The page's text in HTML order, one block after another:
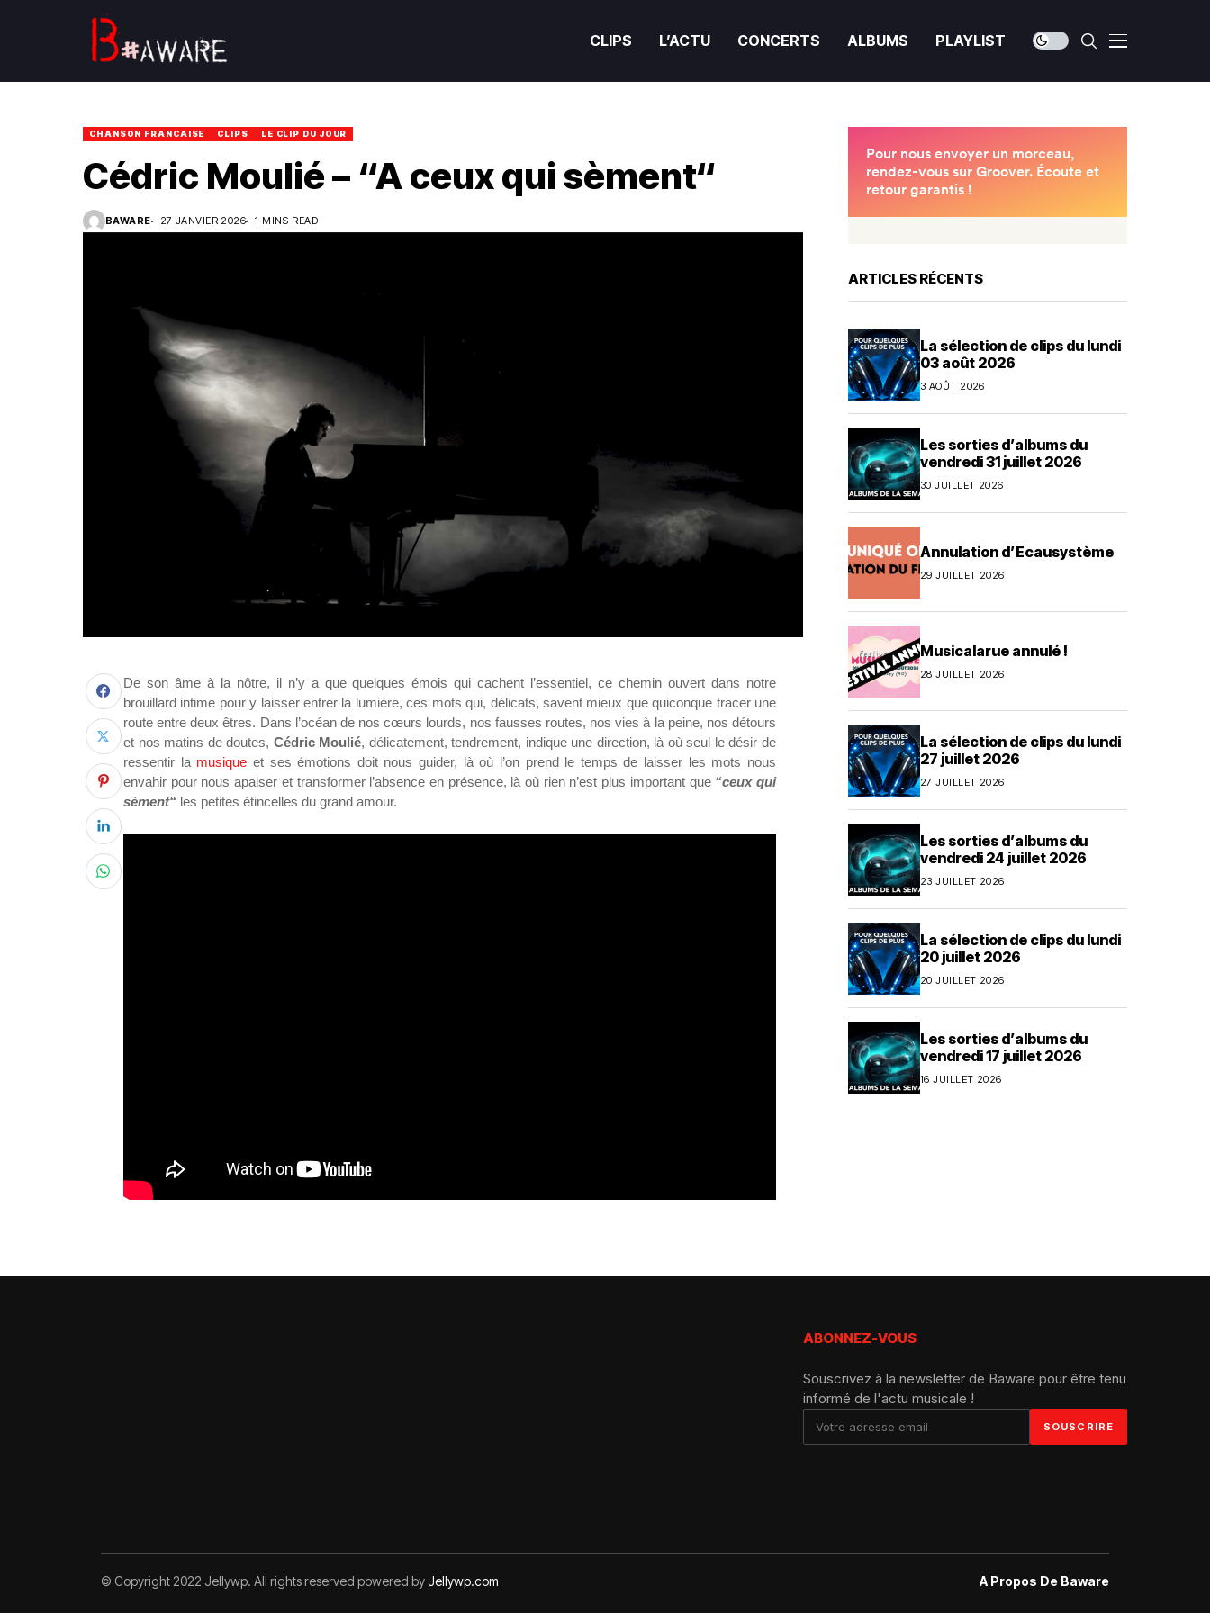
CLIPS L’ACTU CONCERTS ALBUMS PLAYLIST
CHANSON FRANCAISE CLIPS LE CLIP DU JOUR
Cédric Moulié – “A ceux qui sèment“
BAWARE 27 JANVIER 2026 1 MINS READ
De son âme à la nôtre, il n’y a que quelques émois qui cachent l’essentiel, ce chemin ouvert dans notre
brouillard intime pour y laisser entrer la lumière, ces mots qui, délicats, savent mieux que quiconque tracer une
route entre deux êtres. Dans l’océan de nos cœurs lourds, nos fausses routes, nos vies à la peine, nos détours
et nos matins de doutes, Cédric Moulié, délicatement, tendrement, indique une direction, là où seul le désir de
ressentir la musique et ses émotions doit nous guider, là où l’on prend le temps de laisser les mots nous
envahir pour nous apaiser et transformer l’absence en présence, là où rien n’est plus important que “ceux qui
sèment“ les petites étincelles du grand amour.
ARTICLES RÉCENTS
La sélection de clips du lundi
03 août 2026
3 AOÛT 2026
Les sorties d’albums du
vendredi 31 juillet 2026
30 JUILLET 2026
Annulation d’Ecausystème
29 JUILLET 2026
Musicalarue annulé !
28 JUILLET 2026
La sélection de clips du lundi
27 juillet 2026
27 JUILLET 2026
Les sorties d’albums du
vendredi 24 juillet 2026
23 JUILLET 2026
La sélection de clips du lundi
20 juillet 2026
20 JUILLET 2026
Les sorties d’albums du
vendredi 17 juillet 2026
16 JUILLET 2026
ABONNEZ-VOUS
Souscrivez à la newsletter de Baware pour être tenu
informé de l'actu musicale !
© Copyright 2022 Jellywp. All rights reserved powered byJellywp.com A Propos De Baware